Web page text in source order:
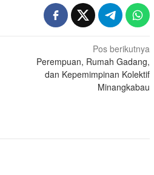
Pos berikutnya
Perempuan, Rumah Gadang,
dan Kepemimpinan Kolektif
Minangkabau